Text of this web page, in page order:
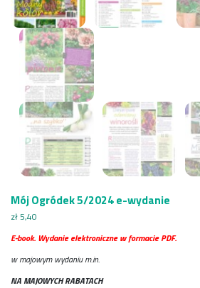
Mój Ogródek 5/2024 e-wydanie
zł5,40
E-book. Wydanie elektroniczne w formacie PDF.
w majowym wydaniu m.in.
NA MAJOWYCH RABATACH